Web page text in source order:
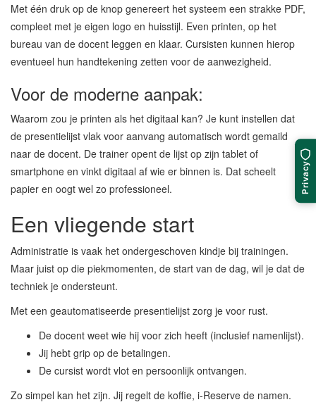
Met één druk op de knop genereert het systeem een strakke PDF,
compleet met je eigen logo en huisstijl. Even printen, op het
bureau van de docent leggen en klaar. Cursisten kunnen hierop
eventueel hun handtekening zetten voor de aanwezigheid.
Voor de moderne aanpak:
Waarom zou je printen als het digitaal kan? Je kunt instellen dat
de presentielijst vlak voor aanvang automatisch wordt gemaild
naar de docent. De trainer opent de lijst op zijn tablet of
smartphone en vinkt digitaal af wie er binnen is. Dat scheelt
papier en oogt wel zo professioneel.
Een vliegende start
Administratie is vaak het ondergeschoven kindje bij trainingen.
Maar juist op die piekmomenten, de start van de dag, wil je dat de
techniek je ondersteunt.
Met een geautomatiseerde presentielijst zorg je voor rust.
De docent weet wie hij voor zich heeft (inclusief namenlijst).
Jij hebt grip op de betalingen.
De cursist wordt vlot en persoonlijk ontvangen.
Zo simpel kan het zijn. Jij regelt de koffie, i-Reserve de namen.
Privacy